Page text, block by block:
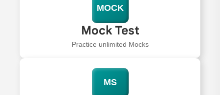
MOCK
Mock Test
Practice unlimited Mocks
MS